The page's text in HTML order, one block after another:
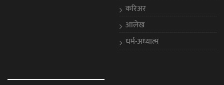
करिअर
आलेख
धर्म-अध्यात्म